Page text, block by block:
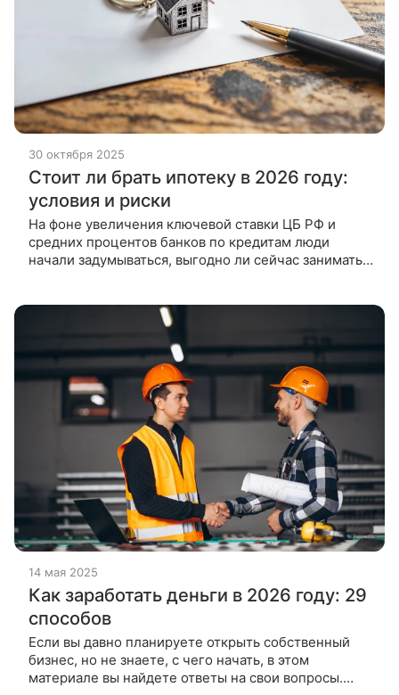
30 октября 2025
Стоит ли брать ипотеку в 2026 году:
условия и риски
На фоне увеличения ключевой ставки ЦБ РФ и
средних процентов банков по кредитам люди
начали задумываться, выгодно ли сейчас занимать
14 мая 2025
Как заработать деньги в 2026 году: 29
способов
Если вы давно планируете открыть собственный
бизнес, но не знаете, с чего начать, в этом
материале вы найдете ответы на свои вопросы.